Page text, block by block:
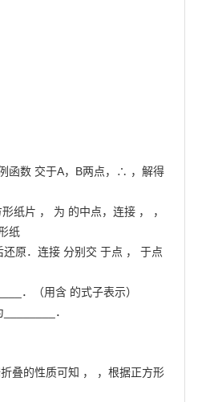
函数 交于A，B两点，∴ ，解得
纸片 ， 为 的中点，连接 ， ，
纸
还原．连接 分别交 于点 ， 于点
．（用含 的式子表示）
．
折叠的性质可知 ， ，根据正方形